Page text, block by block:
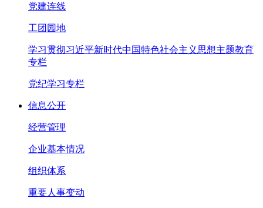
党建连线
工团园地
学习贯彻习近平新时代中国特色社会主义思想主题教育
专栏
党纪学习专栏
信息公开
经营管理
企业基本情况
组织体系
重要人事变动